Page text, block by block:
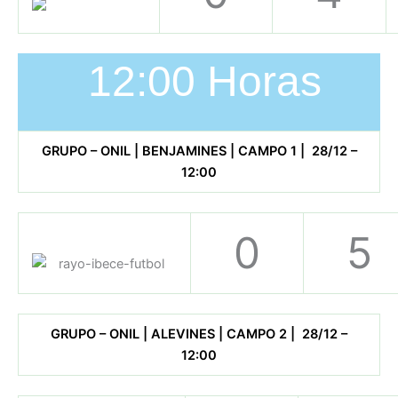
12:00 Horas
GRUPO – ONIL | BENJAMINES | CAMPO 1 | 28/12 –
12:00
0 5
GRUPO – ONIL | ALEVINES | CAMPO 2 | 28/12 –
12:00